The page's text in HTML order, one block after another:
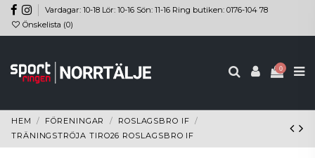
Vardagar: 10-18 Lör: 10-16 Sön: 11-16 Ring butiken: 0176-104 78
Önskelista (0)
0
HEM FÖRENINGAR
ROSLAGSBRO IF
TRÄNINGSTRÖJA TIRO26 ROSLAGSBRO IF